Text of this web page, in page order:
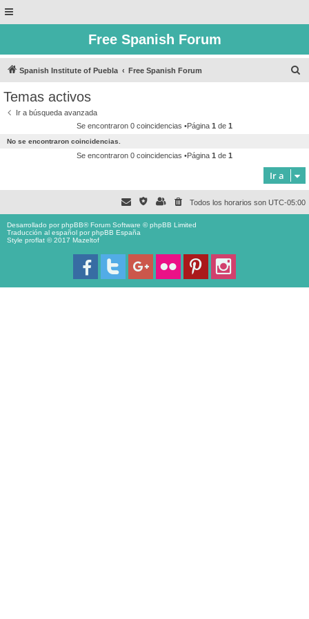
Free Spanish Forum
Spanish Institute of Puebla Free Spanish Forum
Temas activos
Ir a búsqueda avanzada
Se encontraron 0 coincidencias •Página 1 de 1
No se encontraron coincidencias.
Se encontraron 0 coincidencias •Página 1 de 1
Ir a
Todos los horarios son UTC-05:00
Desarrollado porphpBB® Forum Software © phpBB Limited
Traducción al español porphpBB España
Style proflat © 2017 Mazeltof